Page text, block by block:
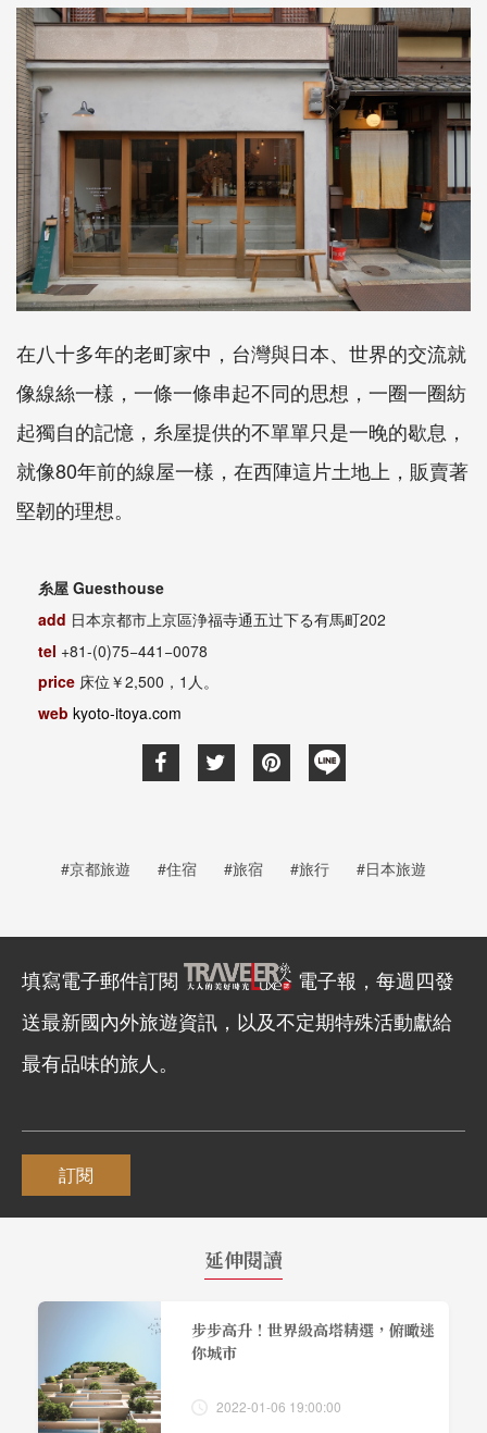
在八十多年的老町家中，台灣與日本、世界的交流就
像線絲一樣，一條一條串起不同的思想，一圈一圈紡
起獨自的記憶，糸屋提供的不單單只是一晚的歇息，
就像80年前的線屋一樣，在西陣這片土地上，販賣著
堅韌的理想。
糸屋 Guesthouse
add 日本京都市上京區浄福寺通五辻下る有馬町202
tel +81-(0)75−441−0078
price 床位￥2,500 ， 1 人。
web kyoto-itoya.com
#京都旅遊 #住宿 #旅宿 #旅行 #日本旅遊
填寫電子郵件訂閱
電子報，每週四發
送最新國內外旅遊資訊，以及不定期特殊活動獻給
最有品味的旅人。
訂閱
延伸閱讀
步步高升！世界級高塔精選，俯瞰迷
你城市
2022-01-06 19:00:00